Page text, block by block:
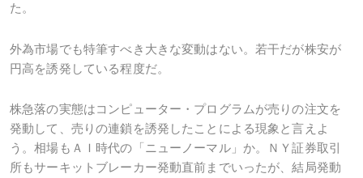
た。
外為市場でも特筆すべき大きな変動はない。若干だが株安が
円高を誘発している程度だ。
株急落の実態はコンピューター・プログラムが売りの注文を
発動して、売りの連鎖を誘発したことによる現象と言えよ
う。相場もＡＩ時代の「ニューノーマル」か。ＮＹ証券取引
所もサーキットブレーカー発動直前までいったが、結局発動